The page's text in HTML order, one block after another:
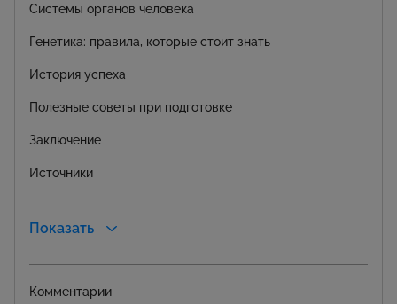
Системы органов человека
Генетика: правила, которые стоит знать
История успеха
Полезные советы при подготовке
Заключение
Источники
Показать
Комментарии